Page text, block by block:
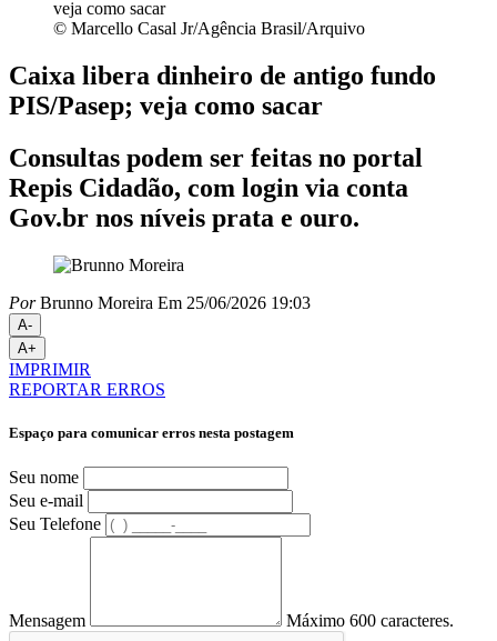
© Marcello Casal Jr/Agência Brasil/Arquivo
Caixa libera dinheiro de antigo fundo
PIS/Pasep; veja como sacar
Consultas podem ser feitas no portal
Repis Cidadão, com login via conta
Gov.br nos níveis prata e ouro.
PorBrunno Moreira Em 25/06/2026 19:03
A-
A+
IMPRIMIR
REPORTAR ERROS
Espaço para comunicar erros nesta postagem
Seu nome
Seu e-mail
Seu Telefone
Mensagem Máximo 600 caracteres.